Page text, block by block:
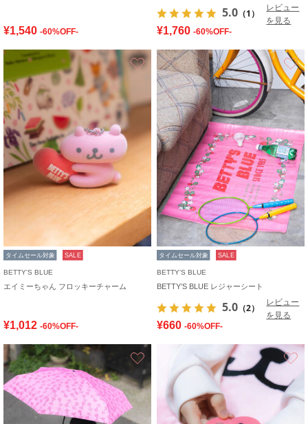
¥1,540 -60%OFF-
5.0 （1）
レビュー
を見る
¥1,760 -60%OFF-
お気に入り
タイムセール対象 SALE
BETTY'S BLUE
エイミーちゃん フロッキーチャーム
¥1,012 -60%OFF-
タイムセール対象 SALE
BETTY'S BLUE
BETTY’S BLUE レジャーシート
5.0 （2）
レビュー
を見る
¥660 -60%OFF-